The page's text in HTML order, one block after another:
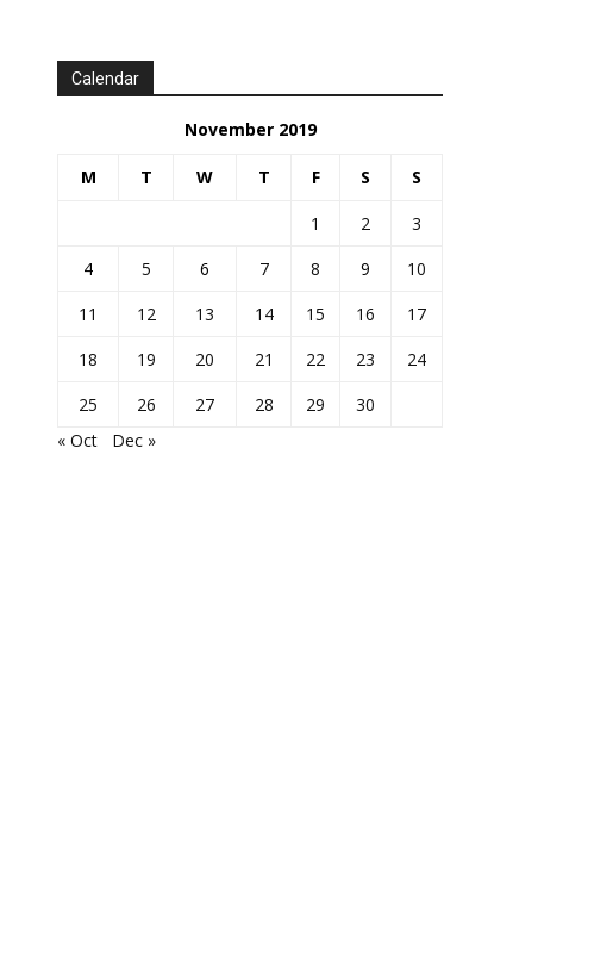
Calendar
November 2019
M T W T F S S
1 2
3
4
5 6 7 8 9
10
11
12 13 14 15 16
17
18
19 20 21 22 23
24
25
26 27 28 29
30
« Oct
Dec »